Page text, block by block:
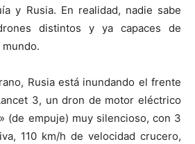
y Rusia. En realidad, nadie sabe
distintos y ya capaces de
Rusia está inundando el frente
3, un dron de motor eléctrico
(de empuje) muy silencioso, con 3
110 km/h de velocidad crucero,